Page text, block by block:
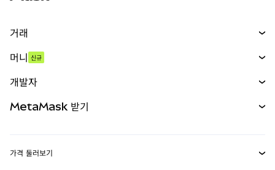
거래
무기한 선물
실물자산
머니 신규
개발자
MetaMask 받기
가격 둘러보기